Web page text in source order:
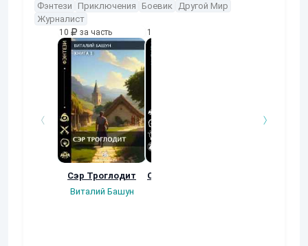
Фэнтези Приключения Боевик Другой Мир
Журналист
10 за часть
Сэр Троглодит
Виталий Башун
10
Осколки прошлого